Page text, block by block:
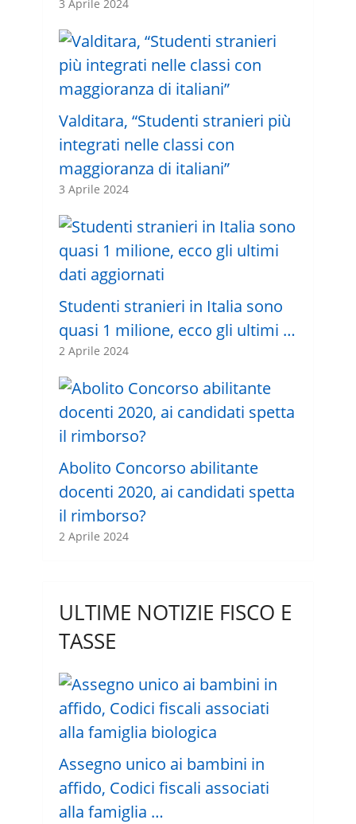
3 Aprile 2024
Valditara, “Studenti stranieri più
integrati nelle classi con
maggioranza di italiani”
3 Aprile 2024
Studenti stranieri in Italia sono
quasi 1 milione, ecco gli ultimi …
2 Aprile 2024
Abolito Concorso abilitante
docenti 2020, ai candidati spetta
il rimborso?
2 Aprile 2024
ULTIME NOTIZIE FISCO E
TASSE
Assegno unico ai bambini in
affido, Codici fiscali associati
alla famiglia …